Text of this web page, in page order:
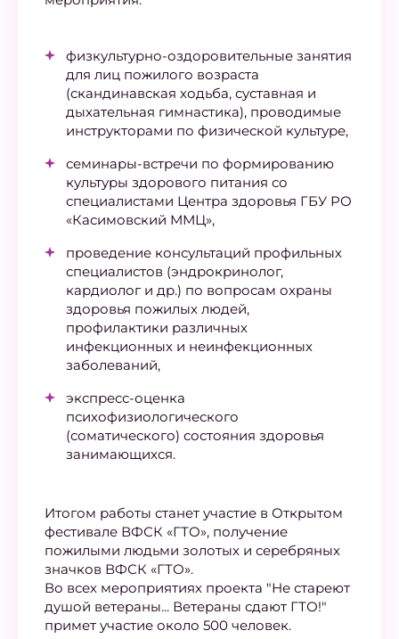
физкультурно-оздоровительные занятия
для лиц пожилого возраста
(скандинавская ходьба, суставная и
дыхательная гимнастика), проводимые
инструкторами по физической культуре,
семинары-встречи по формированию
культуры здорового питания со
специалистами Центра здоровья ГБУ РО
«Касимовский ММЦ»,
проведение консультаций профильных
специалистов (эндрокринолог,
кардиолог и др.) по вопросам охраны
здоровья пожилых людей,
профилактики различных
инфекционных и неинфекционных
заболеваний,
экспресс-оценка
психофизиологического
(соматического) состояния здоровья
занимающихся.
Итогом работы станет участие в Открытом
фестивале ВФСК «ГТО», получение
пожилыми людьми золотых и серебряных
значков ВФСК «ГТО».
Во всех мероприятиях проекта "Не стареют
душой ветераны... Ветераны сдают ГТО!"
примет участие около 500 человек.